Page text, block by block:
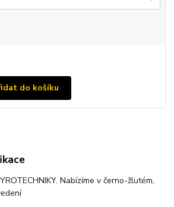
do košíku
Nabízíme v černo-žlutém,